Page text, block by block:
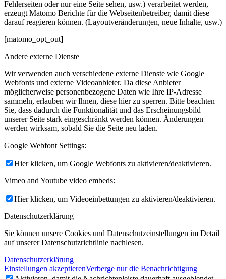
Fehlerseiten oder nur eine Seite sehen, usw.) verarbeitet werden,
erzeugt Matomo Berichte für die Webseitenbetreiber, damit diese
darauf reagieren können. (Layoutveränderungen, neue Inhalte, usw.)
[matomo_opt_out]
Andere externe Dienste
Wir verwenden auch verschiedene externe Dienste wie Google
Webfonts und externe Videoanbieter. Da diese Anbieter
möglicherweise personenbezogene Daten wie Ihre IP-Adresse
sammeln, erlauben wir Ihnen, diese hier zu sperren. Bitte beachten
Sie, dass dadurch die Funktionalität und das Erscheinungsbild
unserer Seite stark eingeschränkt werden können. Änderungen
werden wirksam, sobald Sie die Seite neu laden.
Google Webfont Settings:
Hier klicken, um Google Webfonts zu aktivieren/deaktivieren.
Vimeo and Youtube video embeds:
Hier klicken, um Videoeinbettungen zu aktivieren/deaktivieren.
Datenschutzerklärung
Sie können unsere Cookies und Datenschutzeinstellungen im Detail
auf unserer Datenschutzrichtlinie nachlesen.
Datenschutzerklärung
Einstellungen akzeptierenVerberge nur die Benachrichtigung